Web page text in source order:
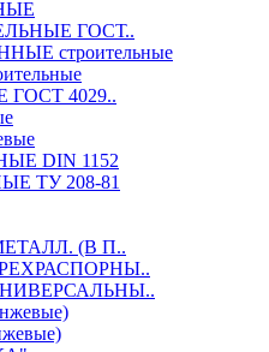
ГОСТ..
строительные
4029..
DIN 1152
ТУ 208-81
(В П..